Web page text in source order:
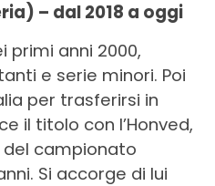
– dal 2018 a oggi
primi anni 2000,
e serie minori. Poi
per trasferirsi in
il titolo con l’Honved,
campionato
Si accorge di lui